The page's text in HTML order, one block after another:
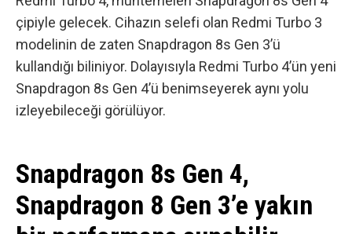
çipiyle gelecek. Cihazın selefi olan Redmi Turbo 3
modelinin de zaten Snapdragon 8s Gen 3’ü
kullandığı biliniyor. Dolayısıyla Redmi Turbo 4’ün yeni
Snapdragon 8s Gen 4’ü benimseyerek aynı yolu
izleyebileceği görülüyor.
Snapdragon 8s Gen 4,
Snapdragon 8 Gen 3’e yakın